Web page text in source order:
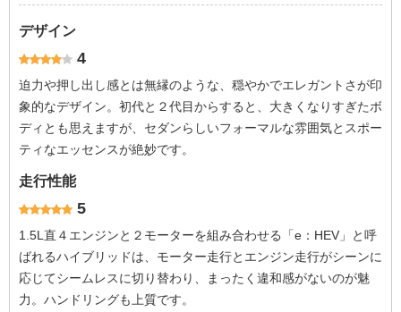
デザイン
4
迫力や押し出し感とは無縁のような、穏やかでエレガントさが印
象的なデザイン。初代と２代目からすると、大きくなりすぎたボ
ディとも思えますが、セダンらしいフォーマルな雰囲気とスポー
ティなエッセンスが絶妙です。
走行性能
5
1.5L直４エンジンと２モーターを組み合わせる「e：HEV」と呼
ばれるハイブリッドは、モーター走行とエンジン走行がシーンに
応じてシームレスに切り替わり、まったく違和感がないのが魅
力。ハンドリングも上質です。